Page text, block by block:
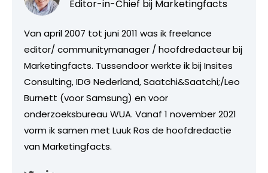
Editor-in-Chief bij Marketingfacts
Van april 2007 tot juni 2011 was ik freelance
editor/ communitymanager / hoofdredacteur bij
Marketingfacts. Tussendoor werkte ik bij Insites
Consulting, IDG Nederland, Saatchi&Saatchi;/Leo
Burnett (voor Samsung) en voor
onderzoeksbureau WUA. Vanaf 1 november 2021
vorm ik samen met Luuk Ros de hoofdredactie
van Marketingfacts.